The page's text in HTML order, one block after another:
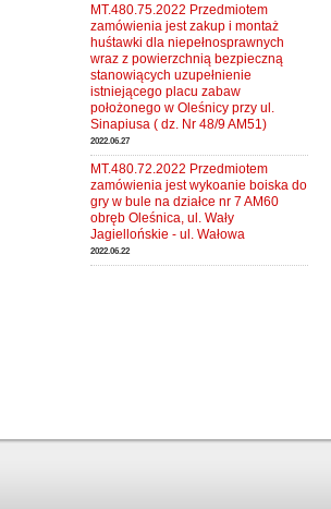
MT.480.75.2022 Przedmiotem
zamówienia jest zakup i montaż
huśtawki dla niepełnosprawnych
wraz z powierzchnią bezpieczną
stanowiących uzupełnienie
istniejącego placu zabaw
położonego w Oleśnicy przy ul.
Sinapiusa ( dz. Nr 48/9 AM51)
2022.06.27
MT.480.72.2022 Przedmiotem
zamówienia jest wykoanie boiska do
gry w bule na działce nr 7 AM60
obręb Oleśnica, ul. Wały
Jagiellońskie - ul. Wałowa
2022.06.22